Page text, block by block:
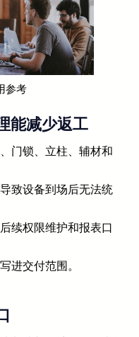
参考
能减少返工
门锁、立柱、辅材和
致设备到场后无法统
续权限维护和报表口
进交付范围。